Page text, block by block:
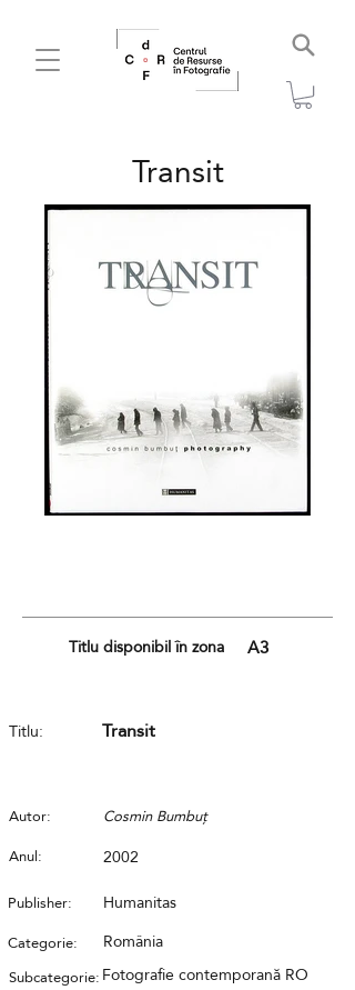
Transit
Titlu disponibil în zona A3
Titlu: Transit
Autor:
Cosmin Bumbuț
Anul:
2002
Publisher: Humanitas
Categorie: România
Subcategorie: Fotografie contemporană RO